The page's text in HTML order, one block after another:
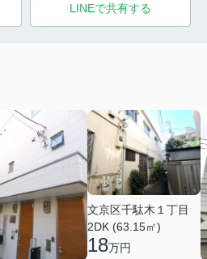
LINEで共有する
文京区千駄木１丁目
2DK (63.15㎡)
18万円